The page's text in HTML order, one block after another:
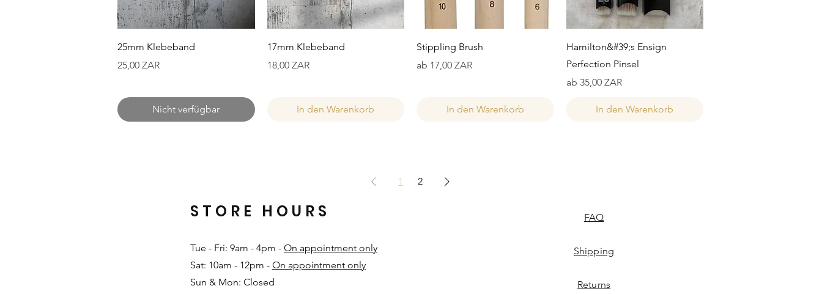
Schnellansicht
25mm Klebeband
Preis
25,00 ZAR
Nicht verfügbar
Schnellansicht
17mm Klebeband
Preis
18,00 ZAR
In den Warenkorb
Schnellansicht
Stippling Brush
ab 17,00 ZAR
Sale-Preis
In den Warenkorb
Schnellansicht
Hamilton&#39;s Ensign
Perfection Pinsel
ab 35,00 ZAR
Sale-Preis
In den Warenkorb
1 2
Tue - Fri: 9am - 4pm - On appointment only
Sat: 10am - 12pm - On appointment only
Sun & Mon: Closed​
STORE HOURS FAQ
Shipping
Returns